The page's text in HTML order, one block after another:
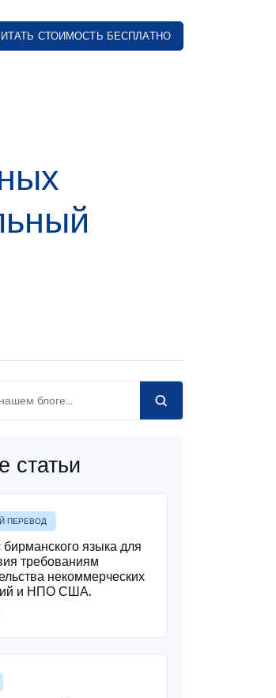
СТОИМОСТЬ БЕСПЛАТНО
статьи
ПЕРЕВОД
языка для
требованиям
некоммерческих
и НПО США.